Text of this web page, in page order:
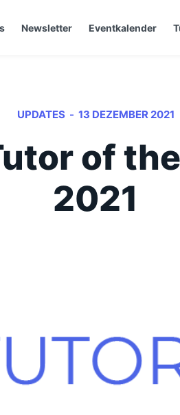
Newsletter Eventkalender
UPDATES - 13 DEZEMBER 2021
of
2021